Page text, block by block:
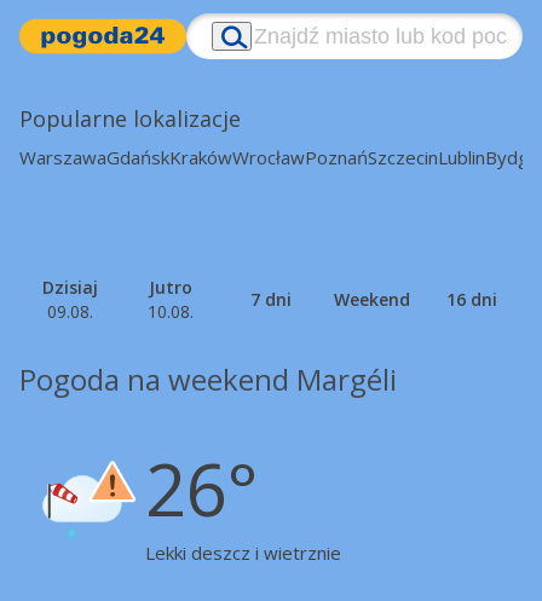
Popularne lokalizacje
WarszawaGdańskKrakówWrocławPoznańSzczecinLublin
Dzisiaj
09.08.
Jutro
10.08.
7 dni Weekend 16 dni
Pogoda na weekend Margéli
26°
Lekki deszcz i wietrznie